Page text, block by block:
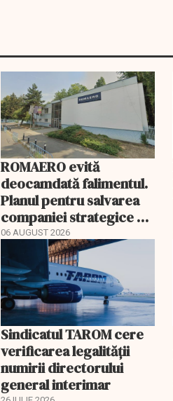
ROMAERO evită
deocamdată falimentul.
Planul pentru salvarea
companiei strategice a
fost confirmat
06 AUGUST 2026
Sindicatul TAROM cere
verificarea legalității
numirii directorului
general interimar